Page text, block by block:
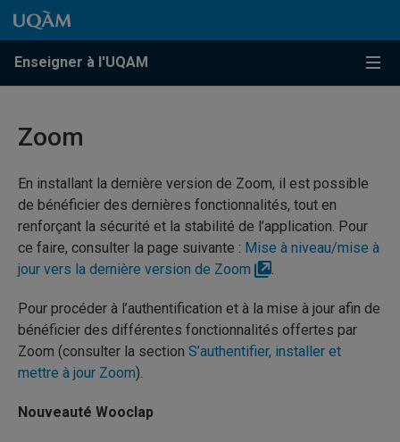
Passer au contenu
Accéder au menu principal
Accéder à la recherche
Passer au contenu
Accéder au menu principal
Enseigner à l'UQAM
Zoom
En installant la dernière version de Zoom, il est possible
de bénéficier des dernières fonctionnalités, tout en
renforçant la sécurité et la stabilité de l’application. Pour
ce faire, consulter la page suivante : Mise à niveau/mise à
jour vers la dernière version de Zoom
.
Pour procéder à l’authentification et à la mise à jour afin de
bénéficier des différentes fonctionnalités offertes par
Zoom (consulter la section S’authentifier, installer et
mettre à jour Zoom).
Nouveauté Wooclap